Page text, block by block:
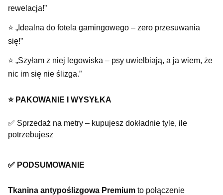
rewelacja!”
⭐ „Idealna do fotela gamingowego – zero przesuwania
się!”
⭐ „Szyłam z niej legowiska – psy uwielbiają, a ja wiem, że
nic im się nie ślizga.”
⭐️ PAKOWANIE I WYSYŁKA
✅ Sprzedaż na metry – kupujesz dokładnie tyle, ile
potrzebujesz
✅ PODSUMOWANIE
Tkanina antypoślizgowa Premium to połączenie